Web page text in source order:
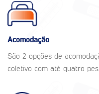
Acomodação
São 2 opções de
coletivo com até quatro